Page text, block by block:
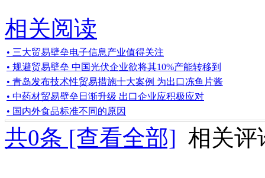
相关阅读
• 三大贸易壁垒电子信息产业值得关注
• 规避贸易壁垒 中国光伏企业欲将其10%产能转移到
• 青岛发布技术性贸易措施十大案例 为出口冻鱼片酱
• 中药材贸易壁垒日渐升级 出口企业应积极应对
• 国内外食品标准不同的原因
共0条 [查看全部] 相关评